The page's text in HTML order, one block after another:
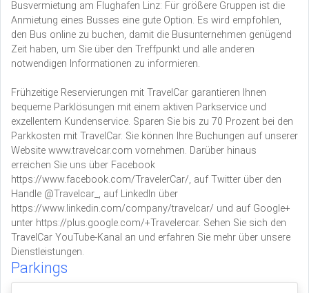
Busvermietung am Flughafen Linz: Für größere Gruppen ist die
Anmietung eines Busses eine gute Option. Es wird empfohlen,
den Bus online zu buchen, damit die Busunternehmen genügend
Zeit haben, um Sie über den Treffpunkt und alle anderen
notwendigen Informationen zu informieren.
Frühzeitige Reservierungen mit TravelCar garantieren Ihnen
bequeme Parklösungen mit einem aktiven Parkservice und
exzellentem Kundenservice. Sparen Sie bis zu 70 Prozent bei den
Parkkosten mit TravelCar. Sie können Ihre Buchungen auf unserer
Website www.travelcar.com vornehmen. Darüber hinaus
erreichen Sie uns über Facebook
https://www.facebook.com/TravelerCar/, auf Twitter über den
Handle @Travelcar_, auf LinkedIn über
https://www.linkedin.com/company/travelcar/ und auf Google+
unter https://plus.google.com/+Travelercar. Sehen Sie sich den
TravelCar YouTube-Kanal an und erfahren Sie mehr über unsere
Dienstleistungen.
Parkings